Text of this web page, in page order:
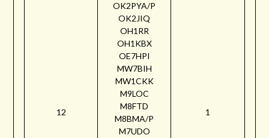
12
OK2PYA/P
OK2JIQ
OH1RR
OH1KBX
OE7HPI
MW7BIH
MW1CKK
M9LOC
M8FTD
M8BMA/P
M7UDO
1